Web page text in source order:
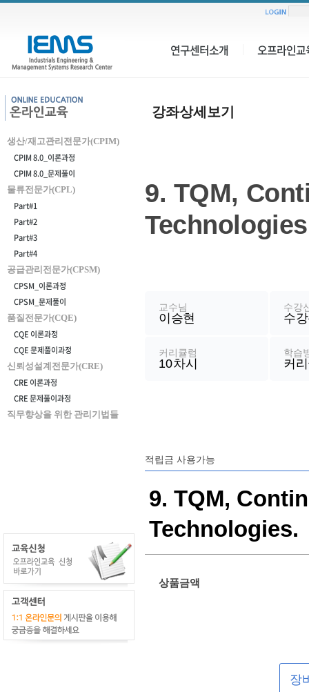
연구센터소개 오프라인교
강좌상세보기
9. TQM,
교수님
이승현
수강
수
커리큘럼
10차시
학습
커
적립금 사용가능
9. TQM,
Technologies.
상품금액
장
생산/재고관리전문가(CPIM)
CPIM 8.0_이론과정
CPIM 8.0_문제풀이
물류전문가(CPL)
Part#1
Part#2
Part#3
Part#4
공급관리전문가(CPSM)
CPSM_이론과정
CPSM_문제풀이
품질전문가(CQE)
CQE 이론과정
CQE 문제풀이과정
신뢰성설계전문가(CRE)
CRE 이론과정
CRE 문제풀이과정
직무향상을 위한 관리기법들